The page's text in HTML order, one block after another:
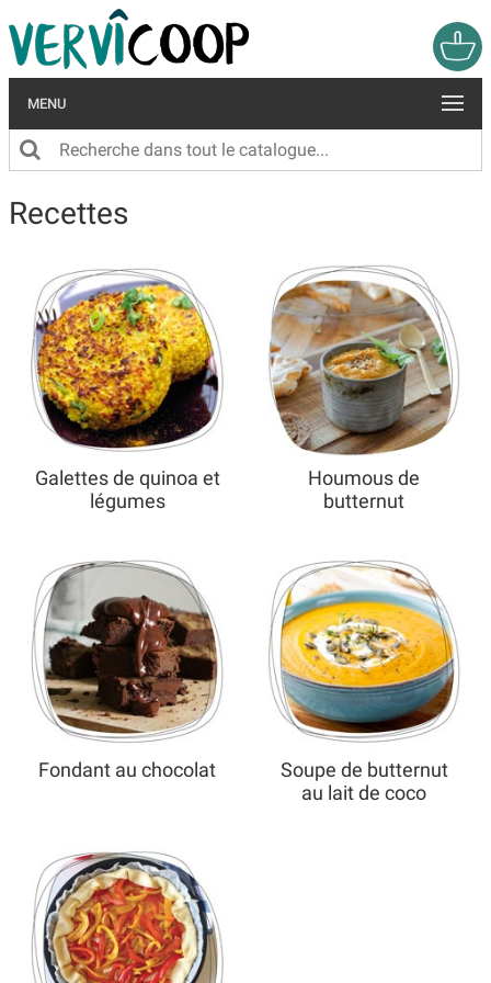
MENU
Recettes
Galettes de quinoa et
légumes
Houmous de
butternut
Fondant au chocolat
Soupe de butternut
au lait de coco